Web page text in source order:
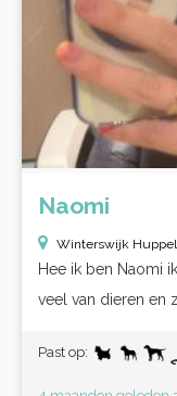
Naomi
Winterswijk Huppel
Hee ik ben Naomi
veel van dieren en
Past op: